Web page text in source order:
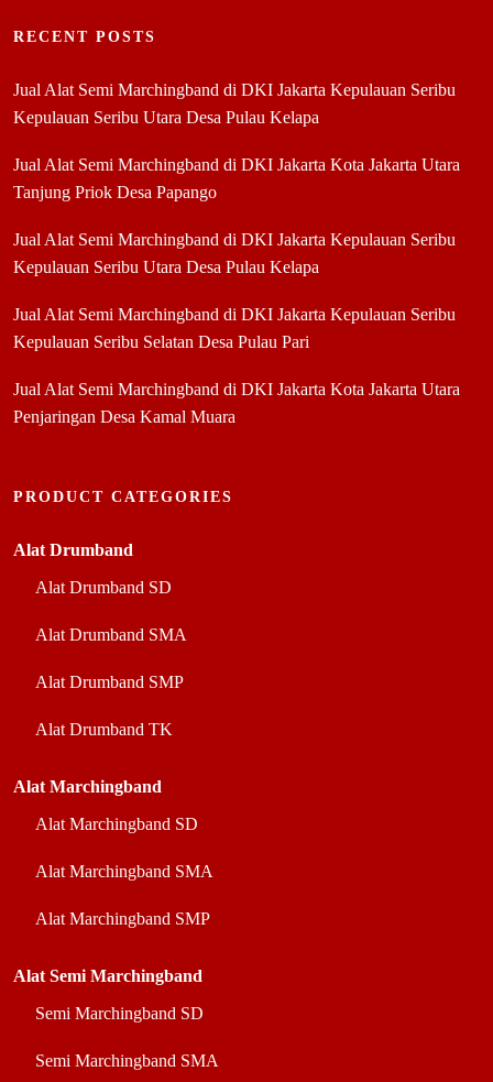
RECENT POSTS
Jual Alat Semi Marchingband di DKI Jakarta Kepulauan Seribu
Kepulauan Seribu Utara Desa Pulau Kelapa
Jual Alat Semi Marchingband di DKI Jakarta Kota Jakarta Utara
Tanjung Priok Desa Papango
Jual Alat Semi Marchingband di DKI Jakarta Kepulauan Seribu
Kepulauan Seribu Utara Desa Pulau Kelapa
Jual Alat Semi Marchingband di DKI Jakarta Kepulauan Seribu
Kepulauan Seribu Selatan Desa Pulau Pari
Jual Alat Semi Marchingband di DKI Jakarta Kota Jakarta Utara
Penjaringan Desa Kamal Muara
PRODUCT CATEGORIES
Alat Drumband
Alat Drumband SD
Alat Drumband SMA
Alat Drumband SMP
Alat Drumband TK
Alat Marchingband
Alat Marchingband SD
Alat Marchingband SMA
Alat Marchingband SMP
Alat Semi Marchingband
Semi Marchingband SD
Semi Marchingband SMA